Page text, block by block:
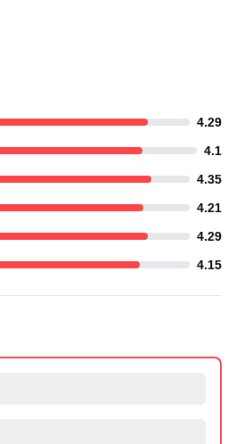
4.29
4.1
4.35
4.21
4.29
4.15